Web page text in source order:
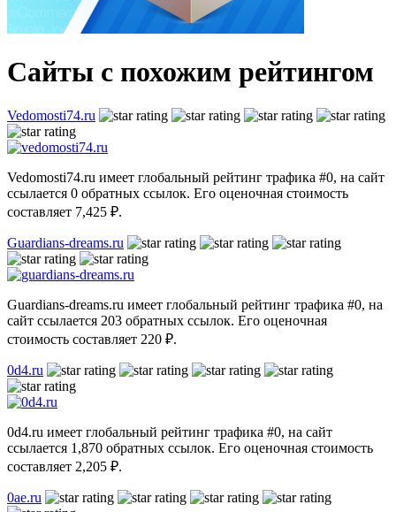
Сайты с похожим рейтингом
Vedomosti74.ru
Vedomosti74.ru имеет глобальный рейтинг трафика #0, на сайт
ссылается 0 обратных ссылок. Его оценочная стоимость
составляет 7,425 ₽.
Guardians-dreams.ru
Guardians-dreams.ru имеет глобальный рейтинг трафика #0, на
сайт ссылается 203 обратных ссылок. Его оценочная
стоимость составляет 220 ₽.
0d4.ru
0d4.ru имеет глобальный рейтинг трафика #0, на сайт
ссылается 1,870 обратных ссылок. Его оценочная стоимость
составляет 2,205 ₽.
0ae.ru